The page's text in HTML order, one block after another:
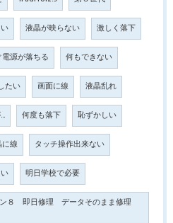
液晶が映らない 激しく落下
源が落ちる 何もできない
たい 画面に線 液晶乱れ
何度も落下 恥ずかしい
線 タッチ操作出来ない
明日学校で必要
８ 即日修理 データそのまま修理